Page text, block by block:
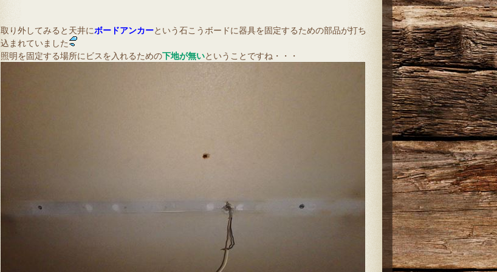
取り外してみると天井にボードアンカーという石こうボードに器具を固定するための部品が打ち
込まれていました
照明を固定する場所にビスを入れるための下地が無いということですね・・・